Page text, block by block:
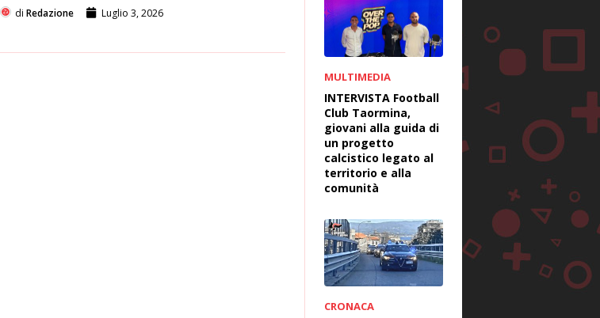
di Redazione Luglio 3, 2026
MULTIMEDIA
INTERVISTA Football
Club Taormina,
giovani alla guida di
un progetto
calcistico legato al
territorio e alla
comunità
CRONACA